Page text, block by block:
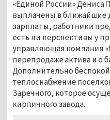
«Единой России» Дениса
выплачены в
зарплаты, работники
есть ли перспективы у
управляющая компания
перепродаже актива и о
Дополнительно
теплоснабжение
Заречного, которое
кирпичного завода.